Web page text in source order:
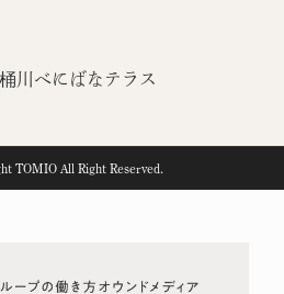
川べにばなテラス
TOMIO All Right Reserved.